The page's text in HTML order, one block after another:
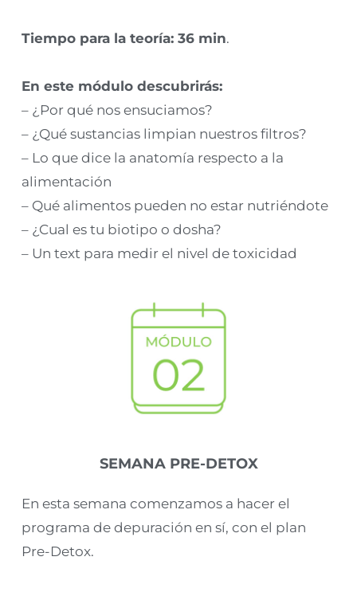
Tiempo para la teoría: 36 min.
En este módulo descubrirás:
– ¿Por qué nos ensuciamos?
– ¿Qué sustancias limpian nuestros filtros?
– Lo que dice la anatomía respecto a la
alimentación
– Qué alimentos pueden no estar nutriéndote
– ¿Cual es tu biotipo o dosha?
– Un text para medir el nivel de toxicidad
SEMANA PRE-DETOX
En esta semana comenzamos a hacer el
programa de depuración en sí, con el plan
Pre-Detox.